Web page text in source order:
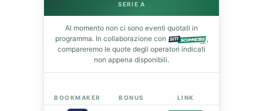
SERIE A
Al momento non ci sono eventi quotati in
programma. In collaborazione con
,
compareremo le quote degli operatori indicati
non appena disponibili.
BOOKMAKER BONUS LINK